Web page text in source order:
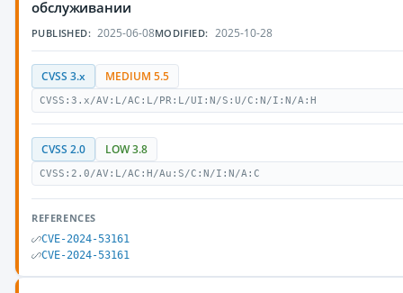
обслуживании
PUBLISHED: 2025-06-08MODIFIED: 2025-10-28
CVSS 3.x MEDIUM 5.5
CVSS:3.x/AV:L/AC:L/PR:L/UI:N/S:U/C:N/I:N/A:H
CVSS 2.0 LOW 3.8
CVSS:2.0/AV:L/AC:H/Au:S/C:N/I:N/A:C
REFERENCES
CVE-2024-53161
CVE-2024-53161